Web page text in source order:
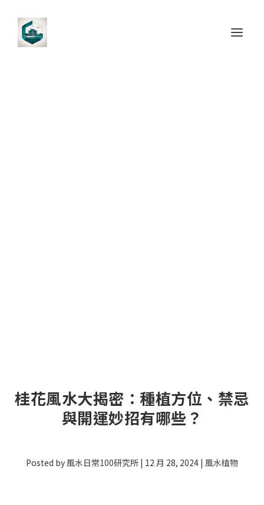
桂花風水大揭密：種植方位、禁忌
與開運妙招有哪些？
Posted by風水日常100研究所 | 12 月 28, 2024 | 風水植物